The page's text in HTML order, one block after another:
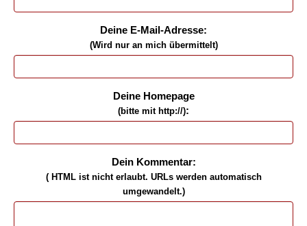
Deine E-Mail-Adresse:
(Wird nur an mich übermittelt)
Deine Homepage
(bitte mit http://):
Dein Kommentar:
( HTML ist nichterlaubt. URLs werden automatisch
umgewandelt.)